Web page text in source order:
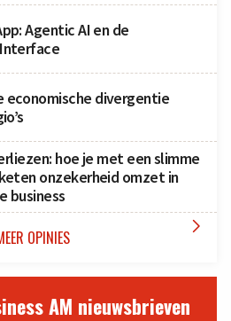
Agentic AI en de
economische divergentie
hoe je met een slimme
onzekerheid omzet in
business
OPINIES 
AM nieuwsbrieven